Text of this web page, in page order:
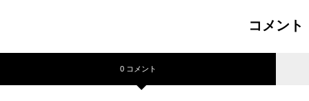
コメント
0 コメント